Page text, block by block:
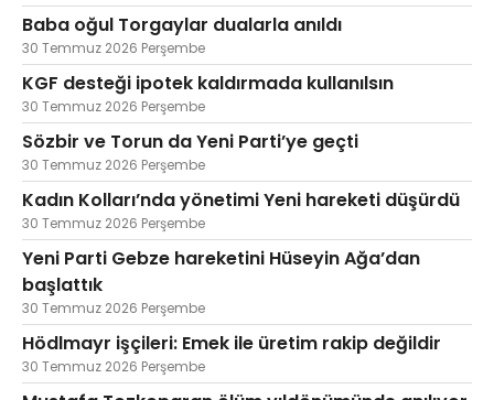
Baba oğul Torgaylar dualarla anıldı
30 Temmuz 2026 Perşembe
KGF desteği ipotek kaldırmada kullanılsın
30 Temmuz 2026 Perşembe
Sözbir ve Torun da Yeni Parti’ye geçti
30 Temmuz 2026 Perşembe
Kadın Kolları’nda yönetimi Yeni hareketi düşürdü
30 Temmuz 2026 Perşembe
Yeni Parti Gebze hareketini Hüseyin Ağa’dan
başlattık
30 Temmuz 2026 Perşembe
Hödlmayr işçileri: Emek ile üretim rakip değildir
30 Temmuz 2026 Perşembe